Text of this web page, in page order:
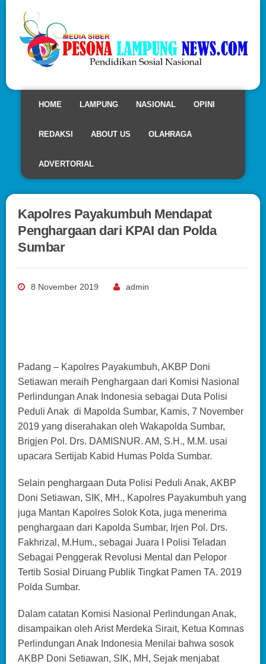
HOME LAMPUNG NASIONAL OPINI
REDAKSI ABOUT US OLAHRAGA
ADVERTORIAL
Kapolres Payakumbuh Mendapat
Penghargaan dari KPAI dan Polda
Sumbar
8 November 2019 admin
Padang – Kapolres Payakumbuh, AKBP Doni
Setiawan meraih Penghargaan dari Komisi Nasional
Perlindungan Anak Indonesia sebagai Duta Polisi
Peduli Anak di Mapolda Sumbar, Kamis, 7 November
2019 yang diserahakan oleh Wakapolda Sumbar,
Brigjen Pol. Drs. DAMISNUR. AM, S.H., M.M. usai
upacara Sertijab Kabid Humas Polda Sumbar.
Selain penghargaan Duta Polisi Peduli Anak, AKBP
Doni Setiawan, SIK, MH., Kapolres Payakumbuh yang
juga Mantan Kapolres Solok Kota, juga menerima
penghargaan dari Kapolda Sumbar, Irjen Pol. Drs.
Fakhrizal, M.Hum., sebagai Juara I Polisi Teladan
Sebagai Penggerak Revolusi Mental dan Pelopor
Tertib Sosial Diruang Publik Tingkat Pamen TA. 2019
Polda Sumbar.
Dalam catatan Komisi Nasional Perlindungan Anak,
disampaikan oleh Arist Merdeka Sirait, Ketua Komnas
Perlindungan Anak Indonesia Menilai bahwa sosok
AKBP Doni Setiawan, SIK, MH, Sejak menjabat